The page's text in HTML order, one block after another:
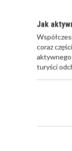
Jak
coraz
turyści